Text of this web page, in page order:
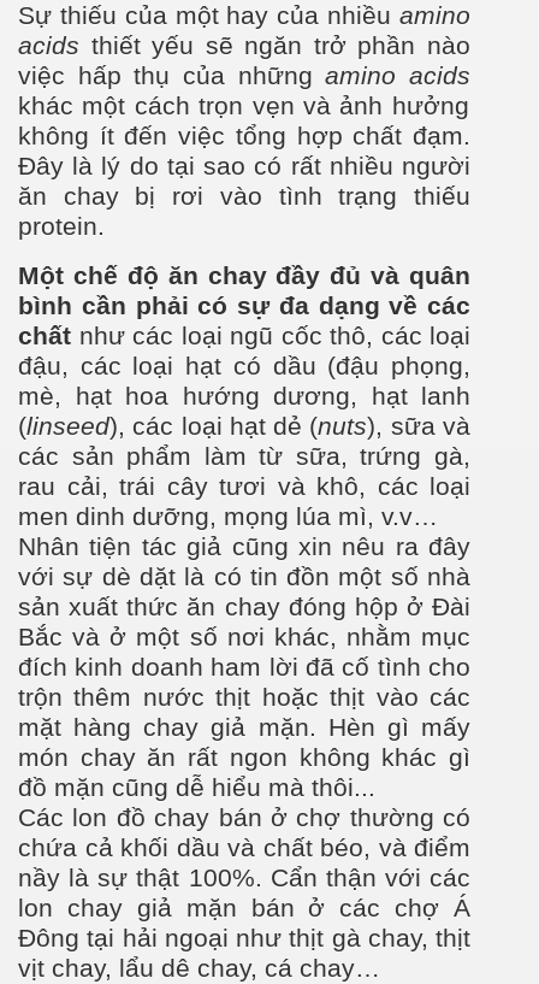
Sự thiếu của một hay của nhiều amino
acids thiết yếu sẽ ngăn trở phần nào
việc hấp thụ của nhữngamino acids
khác một cách trọn vẹn và ảnh hưởng
không ít đến việc tổng hợp chất đạm.
Đây là lý do tại sao có rất nhiều người
ăn chay bị rơi vào tình trạng thiếu
protein.
Một chế độ ăn chay đầy đủ và quân
bình cần phải có sự đa dạng về các
chất như các loại ngũ cốc thô, các loại
đậu, các loại hạt có dầu (đậu phọng,
mè, hạt hoa hướng dương, hạt lanh
(linseed), các loại hạt dẻ (nuts), sữa và
các sản phẩm làm từ sữa, trứng gà,
rau cải, trái cây tươi và khô, các loại
men dinh dưỡng, mọng lúa mì, v.v…
Nhân tiện tác giả cũng xin nêu ra đây
với sự dè dặt là có tin đồn một số nhà
sản xuất thức ăn chay đóng hộp ở Đài
Bắc và ở một số nơi khác, nhằm mục
đích kinh doanh ham lời đã cố tình cho
trộn thêm nước thịt hoặc thịt vào các
mặt hàng chay giả mặn. Hèn gì mấy
món chayăn rất ngon không khác gì
đồ mặn cũng dễ hiểu mà thôi...
Các lon đồ chay bán ở chợ thường có
chứa cả khối dầu và chất béo, và điểm
nầy là sự thật 100%. Cẩn thận với các
lon chay giả mặn bán ở các chợ Á
Đông tại hải ngoại như thịt gà chay, thịt
vịt chay, lẩu dê chay, cá chay…